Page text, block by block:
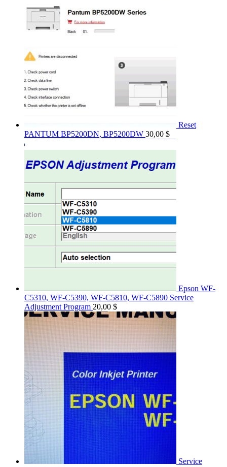
Reset
PANTUM BP5200DN, BP5200DW 30,00 $
Epson WF-
C5310, WF-C5390, WF-C5810, WF-C5890 Service
Adjustment Program 20,00 $
Service